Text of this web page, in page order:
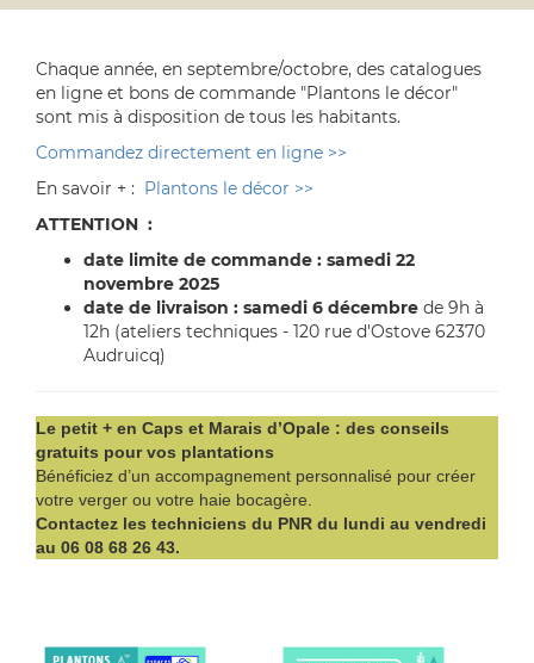
Chaque année, en septembre/octobre, des catalogues
en ligne et bons de commande "Plantons le décor"
sont mis à disposition de tous les habitants.
Commandez directement en ligne >>
En savoir + : Plantons le décor >>
ATTENTION :
date limite de commande : samedi 22
novembre 2025
date de livraison : samedi 6 décembre de 9h à
12h (ateliers techniques - 120 rue d'Ostove 62370
Audruicq)
Le petit + en Caps et Marais d’Opale : des conseils
gratuits pour vos plantations
Bénéficiez d’un accompagnement personnalisé pour créer
votre verger ou votre haie bocagère.
Contactez les techniciens du PNR du lundi au vendredi
au 06 08 68 26 43.